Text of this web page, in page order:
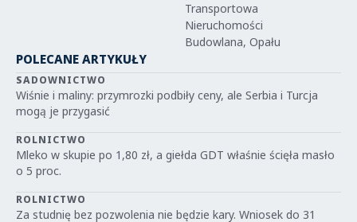
Transportowa
Nieruchomości
Budowlana, Opału
POLECANE ARTYKUŁY
SADOWNICTWO
Wiśnie i maliny: przymrozki podbiły ceny, ale Serbia i Turcja
mogą je przygasić
ROLNICTWO
Mleko w skupie po 1,80 zł, a giełda GDT właśnie ścięła masło
o 5 proc.
ROLNICTWO
Za studnię bez pozwolenia nie będzie kary. Wniosek do 31